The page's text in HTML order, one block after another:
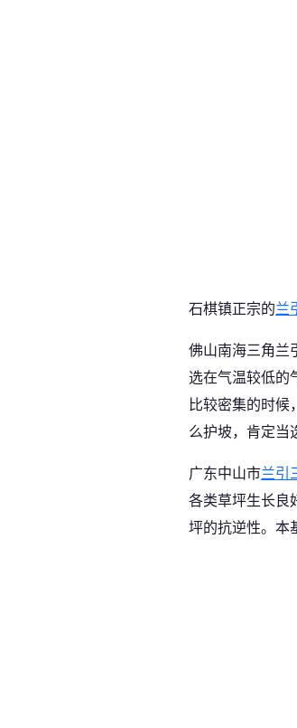
石棋镇正宗的兰
佛山南海三角兰
选在气温较低的
比较密集的时
么护坡，肯定当
广东中山市兰引
各类草坪生长良
坪的抗逆性。本